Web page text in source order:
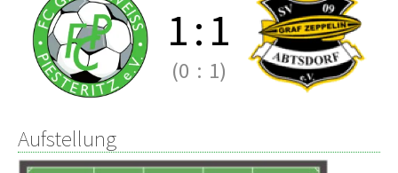
1:1
(0 : 1)
Aufstellung